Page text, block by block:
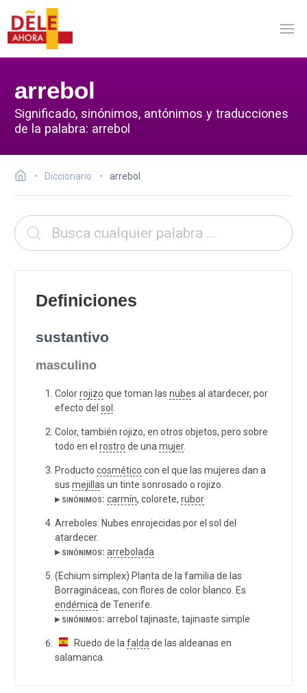
arrebol
Significado, sinónimos, antónimos y traducciones
de la palabra: arrebol
Diccionario arrebol
Definiciones
sustantivo
masculino
Colorrojizo que toman las nubes al atardecer, por
efecto del sol
Color, también rojizo, en otros objetos, pero sobre
todo en el rostro de una mujer.
Producto cosmético con el que las mujeres dan a
sus mejillas un tinte sonrosado o rojizo.
▸ sinónimos: carmín, colorete, rubor
Arreboles: Nubes enrojecidas por el sol del
atardecer.
▸ sinónimos: arrebolada
(Echium simplex) Planta de la familia de las
Borragináceas, con flores de color blanco. Es
endémica de Tenerife.
▸ sinónimos: arrebol tajinaste, tajinaste simple
Ruedo de la falda de las aldeanas en
salamanca.